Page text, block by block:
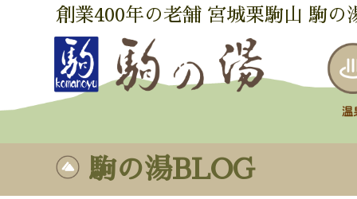
創業400年の老舗 宮城栗駒山 駒の
駒の湯BLOG